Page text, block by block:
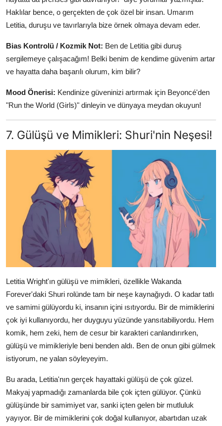
Haklılar bence, o gerçekten de çok özel bir insan. Umarım
Letitia, duruşu ve tavırlarıyla bize örnek olmaya devam eder.
Bias Kontrolü / Kozmik Not: Ben de Letitia gibi duruş
sergilemeye çalışacağım! Belki benim de kendime güvenim artar
ve hayatta daha başarılı olurum, kim bilir?
Mood Önerisi: Kendinize güveninizi artırmak için Beyoncé'den
"Run the World (Girls)" dinleyin ve dünyaya meydan okuyun!
7. Gülüşü ve Mimikleri: Shuri'nin Neşesi!
Letitia Wright'ın gülüşü ve mimikleri, özellikle Wakanda
Forever'daki Shuri rolünde tam bir neşe kaynağıydı. O kadar tatlı
ve samimi gülüyordu ki, insanın içini ısıtıyordu. Bir de mimiklerini
çok iyi kullanıyordu, her duyguyu yüzünde yansıtabiliyordu. Hem
komik, hem zeki, hem de cesur bir karakteri canlandırırken,
gülüşü ve mimikleriyle beni benden aldı. Ben de onun gibi gülmek
istiyorum, ne yalan söyleyeyim.
Bu arada, Letitia'nın gerçek hayattaki gülüşü de çok güzel.
Makyaj yapmadığı zamanlarda bile çok içten gülüyor. Çünkü
gülüşünde bir samimiyet var, sanki içten gelen bir mutluluk
yayıyor. Bir de mimiklerini çok doğal kullanıyor, abartıdan uzak